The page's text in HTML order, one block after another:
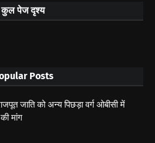
कुल पेज दृश्य
Posts
जाति को अन्य पिछड़ा वर्ग ओबीसी में
मांग